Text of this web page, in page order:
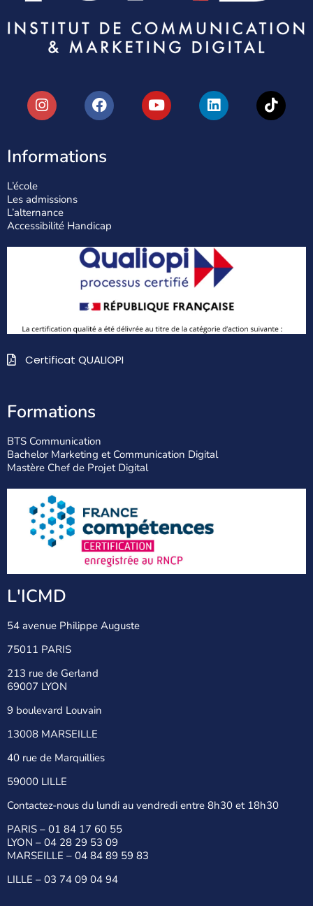
Informations
L’école
Les admissions
L’alternance
Accessibilité Handicap
Certificat QUALIOPI
Formations
BTS Communication
Bachelor Marketing et Communication Digital
Mastère Chef de Projet Digital
L'ICMD
54 avenue Philippe Auguste
75011 PARIS
213 rue de Gerland
69007 LYON
9 boulevard Louvain
13008 MARSEILLE
40 rue de Marquillies
59000 LILLE
Contactez-nous du lundi au vendredi entre 8h30 et 18h30
PARIS – 01 84 17 60 55
LYON – 04 28 29 53 09
MARSEILLE – 04 84 89 59 83
LILLE – 03 74 09 04 94